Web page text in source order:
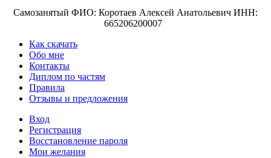
Самозанятый ФИО: Коротаев Алексей Анатольевич ИНН:
665206200007
Как скачать
Обо мне
Контакты
Диплом по частям
Правила
Отзывы и предложения
Вход
Регистрация
Восстановление пароля
Мои желания